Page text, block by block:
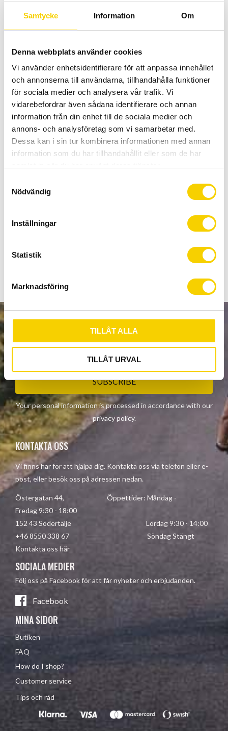
Samtycke Information Om
Denna webbplats använder cookies
Vi använder enhetsidentifierare för att anpassa innehållet
och annonserna till användarna, tillhandahålla funktioner
för sociala medier och analysera vår trafik. Vi
vidarebefordrar även sådana identifierare och annan
information från din enhet till de sociala medier och
annons- och analysföretag som vi samarbetar med.
Dessa kan i sin tur kombinera informationen med annan
information som du har tillhandahållit eller som de har
a
Nödvändig
Inställningar
Statistik
Marknadsföring
TILLÅT ALLA
TILLÅT URVAL
Quantity
+
-
BUY
Certifierad cykelservice & Shimano Service Center
Allt inom cykel på ett ställe
Kunnig personal och hög kundnöjdhet
Stock status
To order
Article SKU
PTFR3C
Park Tool FR-3
verktyget passar i de flesta nav. Passar alla Sun Tour
NEWSLETTER
SUBSCRIBE
Your personal information is processed in accordance with our
privacy policy.
KONTAKTA OSS
Vi finns här för att hjälpa dig. Kontakta oss via telefon eller e-
post, eller besök oss på adressen nedan.
Östergatan 44, Öppettider: Måndag -
Fredag 9:30 - 18:00
152 43 Södertälje Lördag 9:30 - 14:00
+46 8550 338 67 Söndag Stängt
Kontakta oss här
SOCIALA MEDIER
Följ oss på Facebook för att får nyheter och erbjudanden.
Facebook
MINA SIDOR
Butiken
FAQ
How do I shop?
Customer service
Tips och råd